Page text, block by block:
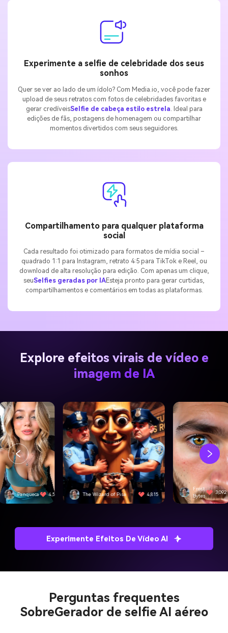
Experimente a selfie de celebridade dos seus
sonhos
Quer se ver ao lado de um ídolo? Com Media.io, você pode fazer
upload de seus retratos com fotos de celebridades favoritas e
gerar credíveisSelfie de cabeça estilo estrela . Ideal para
edições de fãs, postagens de homenagem ou compartilhar
momentos divertidos com seus seguidores.
Compartilhamento para qualquer plataforma
social
Cada resultado foi otimizado para formatos de mídia social –
quadrado 1:1 para Instagram, retrato 4:5 para TikTok e Reel, ou
download de alta resolução para edição. Com apenas um clique,
seuSelfies geradas por IAEsteja pronto para gerar curtidas,
compartilhamentos e comentários em todas as plataformas.
Explore efeitos virais de vídeo e
imagem de IA
Wizard of Pisa 4,815
Frost
Bytes
3,092 SwiftEdge
Experimente Efeitos De Vídeo AI
Perguntas frequentes
SobreGerador de selfie AI aéreo